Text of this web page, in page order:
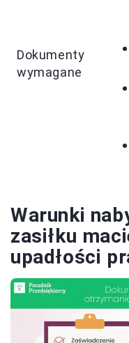
Dokumenty
wymagane
Warunki
zasiłku
upadłości